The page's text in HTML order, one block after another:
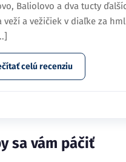
Baliolovo a dva tucty
veží a vežičiek v diaľke za
celú recenziu
sa vám páčiť